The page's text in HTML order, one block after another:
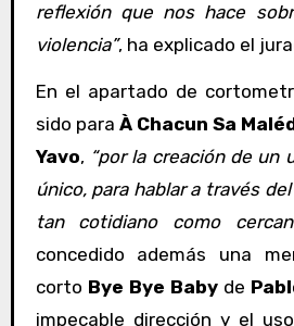
reflexión que nos hace
violencia”, ha explicado el
En el apartado de
sido para À Chacun Sa
Yavo, “por la creación de un
único, para hablar a través
tan cotidiano como
concedido además una
corto Bye Bye Babyde
impecable dirección y el